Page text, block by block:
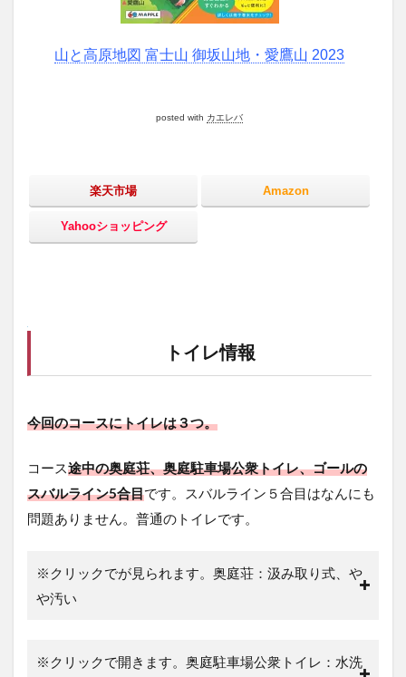
山と高原地図 富士山 御坂山地・愛鷹山 2023
posted with カエレバ
楽天市場 Amazon
Yahooショッピング
トイレ情報
今回のコースにトイレは３つ。
コース途中の奥庭荘、奥庭駐車場公衆トイレ、ゴールの
スバルライン5合目です。スバルライン５合目はなんにも
問題ありません。普通のトイレです。
※クリックでが見られます。奥庭荘：汲み取り式、や
や汚い
※クリックで開きます。奥庭駐車場公衆トイレ：水洗